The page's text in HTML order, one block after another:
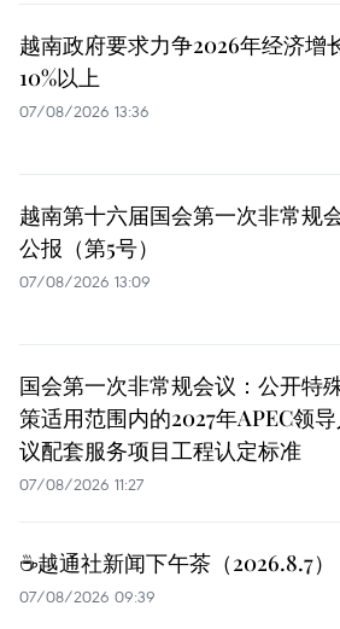
越南政府要求力争2026年经济增
10%以上
07/08/2026 13:36
越南第十六届国会第一次非常规
公报（第5号）
07/08/2026 13:09
国会第一次非常规会议：公开特
策适用范围内的2027年APEC领
议配套服务项目工程认定标准
07/08/2026 11:27
☕️越通社新闻下午茶（2026.8.7）
07/08/2026 09:39